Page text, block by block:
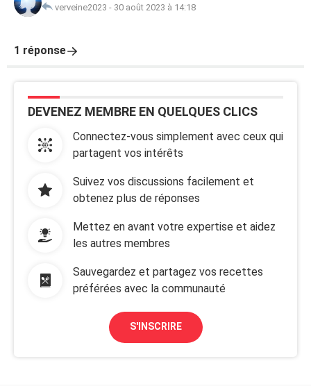
verveine2023 - 30 août 2023 à 14:18
1 réponse
DEVENEZ MEMBRE EN QUELQUES CLICS
Connectez-vous simplement avec ceux qui
partagent vos intérêts
Suivez vos discussions facilement et
obtenez plus de réponses
Mettez en avant votre expertise et aidez
les autres membres
Sauvegardez et partagez vos recettes
préférées avec la communauté
S'INSCRIRE